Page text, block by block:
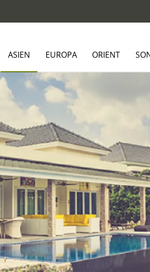
ASIEN EUROPA ORIENT